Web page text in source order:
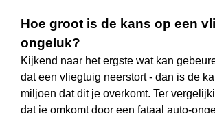
Hoe groot is de kans op een
ongeluk?
Kijkend naar het ergste wat kan
dat een vliegtuig neerstort - dan is de
miljoen dat dit je overkomt. Ter
dat je omkomt door een fataal auto-